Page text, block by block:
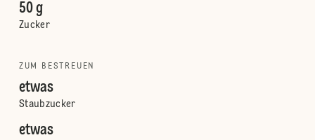
50 g
Zucker
ZUM BESTREUEN
etwas
Staubzucker
etwas